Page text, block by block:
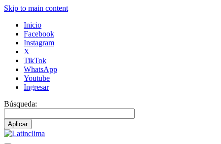
Skip to main content
Inicio
Facebook
Instagram
X
TikTok
WhatsApp
Youtube
Ingresar
Búsqueda: